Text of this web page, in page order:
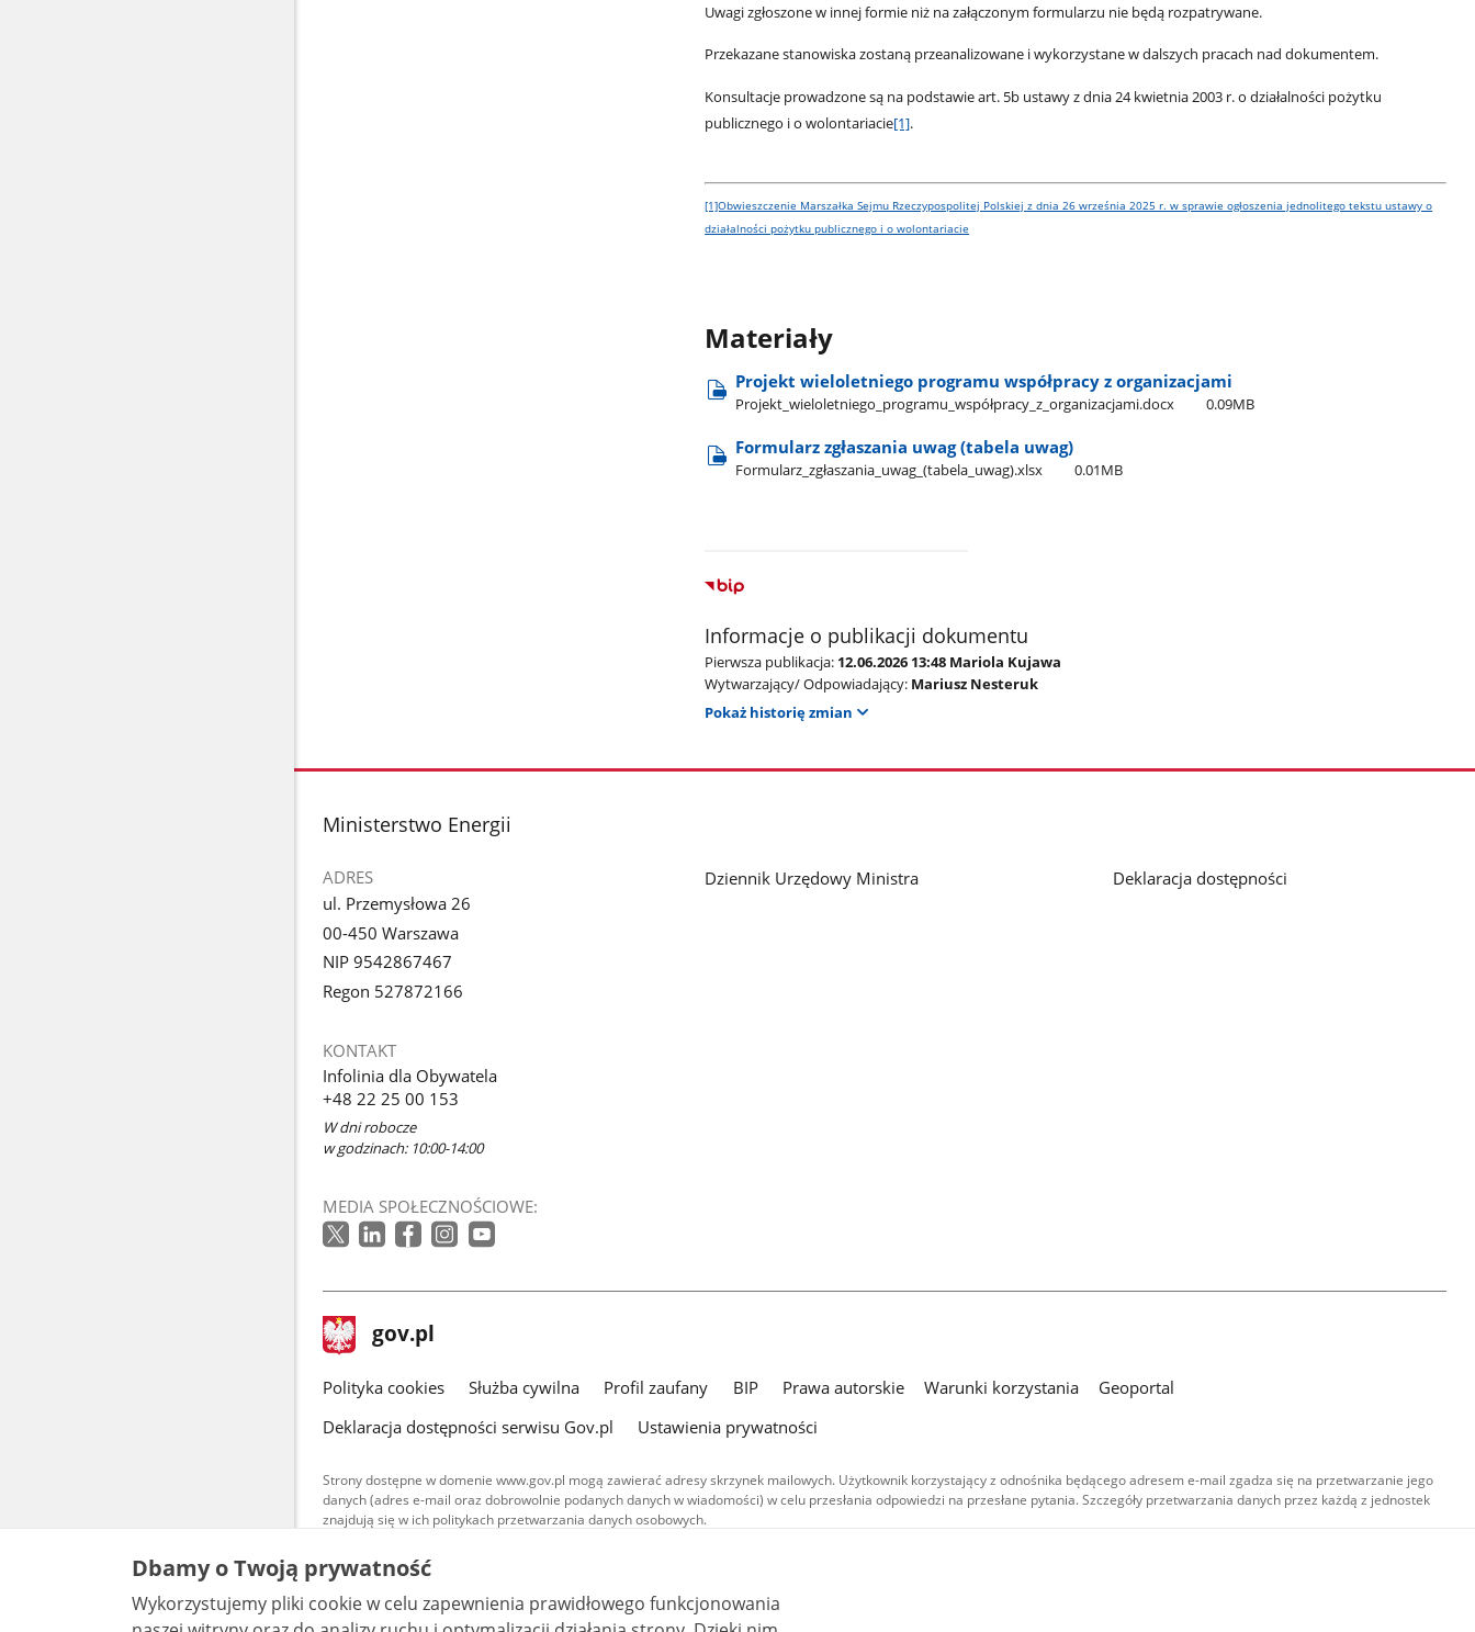
Uwagi zgłoszone w innej formie niż na załączonym formularzu nie będą rozpatrywane.
Przekazane stanowiska zostaną przeanalizowane i wykorzystane w dalszych pracach nad dokumentem.
Konsultacje prowadzone są na podstawie art. 5b ustawy z dnia 24 kwietnia 2003 r. o działalności pożytku
publicznego i o wolontariacie[1].
[1]Obwieszczenie Marszałka Sejmu Rzeczypospolitej Polskiej z dnia 26 września 2025 r. w sprawie ogłoszenia jednolitego tekstu ustawy o
działalności pożytku publicznego i o wolontariacie
Materiały
Projekt wieloletniego programu współpracy z organizacjami
Projekt​_wieloletniego​_programu​_współpracy​_z​_organizacjami.docx 0.09MB
Formularz zgłaszania uwag (tabela uwag)
Formularz​_zgłaszania​_uwag​_(tabela​_uwag).xlsx 0.01MB
Informacje o publikacji dokumentu
Pierwsza publikacja: 12.06.2026 13:48 Mariola Kujawa
Wytwarzający/ Odpowiadający: Mariusz Nesteruk
Pokaż historię zmian
stopka
Ministerstwo Energii
ADRES
ul. Przemysłowa 26
00-450 Warszawa
NIP 9542867467
Regon 527872166
KONTAKT
Infolinia dla Obywatela
+48 22 25 00 153
W dni robocze
w godzinach: 10:00-14:00
MEDIA SPOŁECZNOŚCIOWE:
Dziennik Urzędowy Ministra Deklaracja dostępności
stopka
gov.pl Strona
gov.pl
gov.pl
Polityka cookies Służba cywilna Profil zaufany BIP Prawa autorskie Warunki korzystania
Geoportal
Deklaracja dostępności serwisu Gov.pl
Ustawienia prywatności
Strony dostępne w domenie www.gov.pl mogą zawierać adresy skrzynek mailowych. Użytkownik korzystający z odnośnika będącego adresem e-mail zgadza się na przetwarzanie jego
danych (adres e-mail oraz dobrowolnie podanych danych w wiadomości) w celu przesłania odpowiedzi na przesłane pytania. Szczegóły przetwarzania danych przez każdą z jednostek
znajdują się w ich politykach przetwarzania danych osobowych.
Treści tekstowe publikowane w serwisie (z wyłączeniem treści audiowizualnych), są
udostępniane na licencji typu Creative Commons: uznanie autorstwa - na tych samych
warunkach 4.0 (CC BY-SA 4.0). Materiały audiowizualne, w tym zdjęcia, materiały audio i wideo,
są udostępniane na licencji typu Creative Commons: uznanie autorstwa użycie niekomercyjne -
bez utworów zależnych 4.0 (CC BY-NC-ND 4.0), o ile nie jest to stwierdzone inaczej.
Dbamy o Twoją prywatność
Wykorzystujemy pliki cookie w celu zapewnienia prawidłowego funkcjonowania